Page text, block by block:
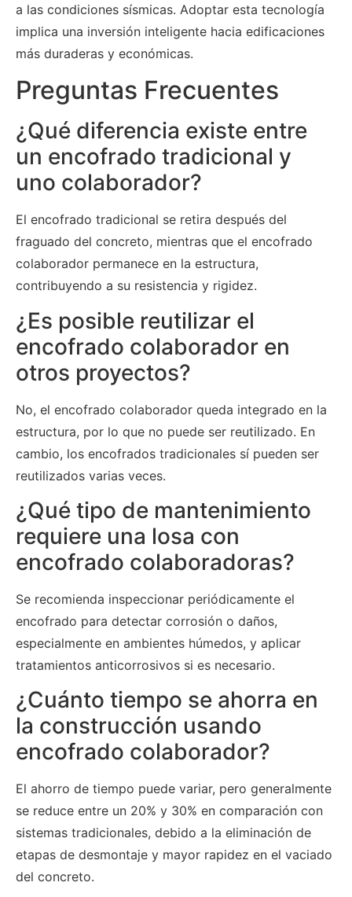
a las condiciones sísmicas. Adoptar esta tecnología
implica una inversión inteligente hacia edificaciones
más duraderas y económicas.
Preguntas Frecuentes
¿Qué diferencia existe entre
un encofrado tradicional y
uno colaborador?
El encofrado tradicional se retira después del
fraguado del concreto, mientras que el encofrado
colaborador permanece en la estructura,
contribuyendo a su resistencia y rigidez.
¿Es posible reutilizar el
encofrado colaborador en
otros proyectos?
No, el encofrado colaborador queda integrado en la
estructura, por lo que no puede ser reutilizado. En
cambio, los encofrados tradicionales sí pueden ser
reutilizados varias veces.
¿Qué tipo de mantenimiento
requiere una losa con
encofrado colaboradoras?
Se recomienda inspeccionar periódicamente el
encofrado para detectar corrosión o daños,
especialmente en ambientes húmedos, y aplicar
tratamientos anticorrosivos si es necesario.
¿Cuánto tiempo se ahorra en
la construcción usando
encofrado colaborador?
El ahorro de tiempo puede variar, pero generalmente
se reduce entre un 20% y 30% en comparación con
sistemas tradicionales, debido a la eliminación de
etapas de desmontaje y mayor rapidez en el vaciado
del concreto.